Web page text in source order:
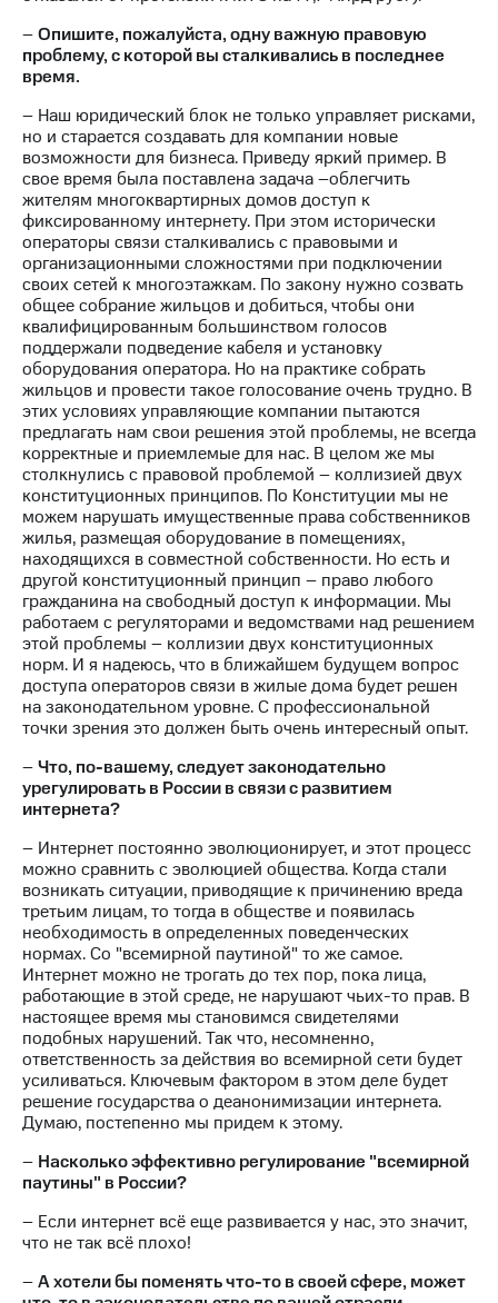
–Опишите, пожалуйста, одну важную правовую
проблему, с которой вы сталкивались в последнее
время.
– Наш юридический блок не только управляет рисками,
но и старается создавать для компании новые
возможности для бизнеса. Приведу яркий пример. В
свое время была поставлена задача –облегчить
жителям многоквартирных домов доступ к
фиксированному интернету. При этом исторически
операторы связи сталкивались с правовыми и
организационными сложностями при подключении
своих сетей к многоэтажкам. По закону нужно созвать
общее собрание жильцов и добиться, чтобы они
квалифицированным большинством голосов
поддержали подведение кабеля и установку
оборудования оператора. Но на практике собрать
жильцов и провести такое голосование очень трудно. В
этих условиях управляющие компании пытаются
предлагать нам свои решения этой проблемы, не всегда
корректные и приемлемые для нас. В целом же мы
столкнулись с правовой проблемой – коллизией двух
конституционных принципов. По Конституции мы не
можем нарушать имущественные права собственников
жилья, размещая оборудование в помещениях,
находящихся в совместной собственности. Но есть и
другой конституционный принцип – право любого
гражданина на свободный доступ к информации. Мы
работаем с регуляторами и ведомствами над решением
этой проблемы – коллизии двух конституционных
норм. И я надеюсь, что в ближайшем будущем вопрос
доступа операторов связи в жилые дома будет решен
на законодательном уровне. С профессиональной
точки зрения это должен быть очень интересный опыт.
–Что, по-вашему, следует законодательно
урегулировать в России в связи с развитием
интернета?
– Интернет постоянно эволюционирует, и этот процесс
можно сравнить с эволюцией общества. Когда стали
возникать ситуации, приводящие к причинению вреда
третьим лицам, то тогда в обществе и появилась
необходимость в определенных поведенческих
нормах. Со "всемирной паутиной" то же самое.
Интернет можно не трогать до тех пор, пока лица,
работающие в этой среде, не нарушают чьих-то прав. В
настоящее время мы становимся свидетелями
подобных нарушений. Так что, несомненно,
ответственность за действия во всемирной сети будет
усиливаться. Ключевым фактором в этом деле будет
решение государства о деанонимизации интернета.
Думаю, постепенно мы придем к этому.
– Насколько эффективно регулирование "всемирной
паутины" в России?
– Если интернет всё еще развивается у нас, это значит,
что не так всё плохо!
–А хотели бы поменять что-то в своей сфере, может